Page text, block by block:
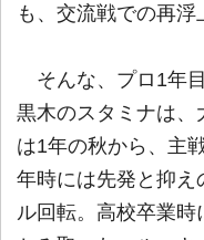
も、交流戦での再浮
そんな、プロ1年
黒木のスタミナは
は1年の秋から、主
年時には先発と抑え
ル回転。高校卒業